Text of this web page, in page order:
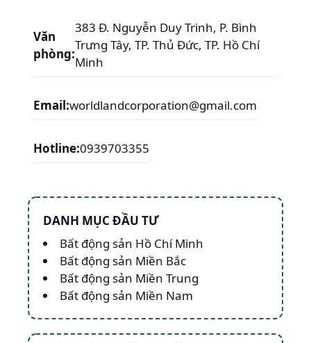
Văn
phòng:
383 Đ. Nguyễn Duy Trinh, P. Bình
Trưng Tây, TP. Thủ Đức, TP. Hồ Chí
Minh
Email:worldlandcorporation@gmail.com
Hotline:0939703355
DANH MỤC ĐẦU TƯ
Bất động sản Hồ Chí Minh
Bất động sản Miền Bắc
Bất động sản Miền Trung
Bất động sản Miền Nam